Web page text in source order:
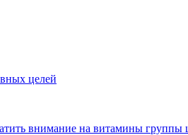
целей
внимание на витамины группы